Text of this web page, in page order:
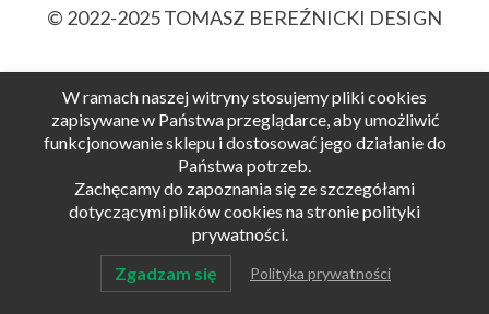
© 2022-2025TOMASZ BEREŹNICKI DESIGN
W ramach naszej witryny stosujemy pliki cookies
zapisywane w Państwa przeglądarce, aby umożliwić
funkcjonowanie sklepu i dostosować jego działanie do
Państwa potrzeb.
Zachęcamy do zapoznania się ze szczegółami
dotyczącymi plików cookies na stronie polityki
prywatności.
Zgadzam się
Polityka prywatności